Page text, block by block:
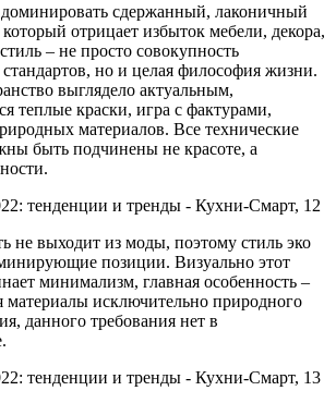
доминировать сдержанный, лаконичный
отрицает избыток мебели, декора,
– не просто совокупность
стандартов, но и целая философия жизни.
выглядело актуальным,
теплые краски, игра с фактурами,
материалов. Все технические
быть подчинены не красоте, а
не выходит из моды, поэтому стиль эко
позиции. Визуально этот
минимализм, главная особенность –
материалы исключительно природного
данного требования нет в